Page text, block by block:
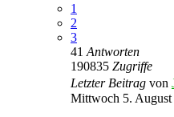
1
2
3
41 Antworten
190835 Zugriffe
Letzter Beitrag von
Mittwoch 5. August